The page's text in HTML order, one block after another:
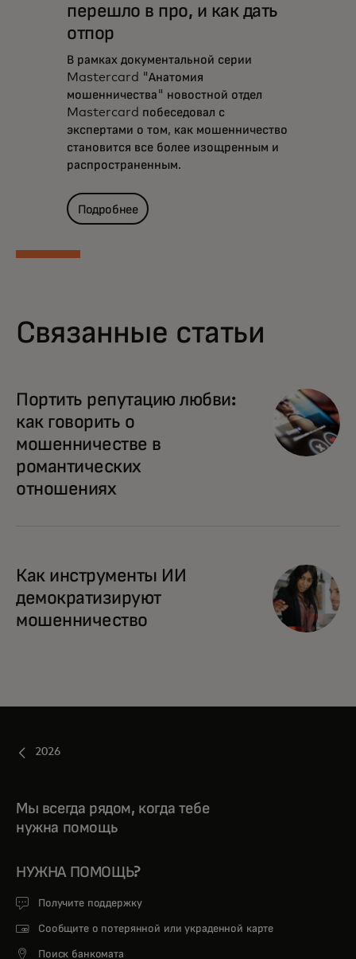
перешло в про, и как дать
отпор
В рамках документальной серии
Mastercard "Анатомия
мошенничества" новостной отдел
Mastercard побеседовал с
экспертами о том, как мошенничество
становится все более изощренным и
распространенным.
Подробнее
Связанные статьи
Портить репутацию любви:
как говорить о
мошенничестве в
романтических
отношениях
Как инструменты ИИ
демократизируют
мошенничество
2026
Мы всегда рядом, когда тебе
нужна помощь
НУЖНА ПОМОЩЬ?
Получите поддержку
Сообщите о потерянной или украденной карте
Поиск банкомата